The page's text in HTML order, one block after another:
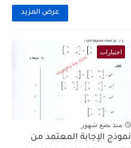
عرض المزيد
اختبارات
منذ بضع شهور
نموذج الإجابة المعتمد من